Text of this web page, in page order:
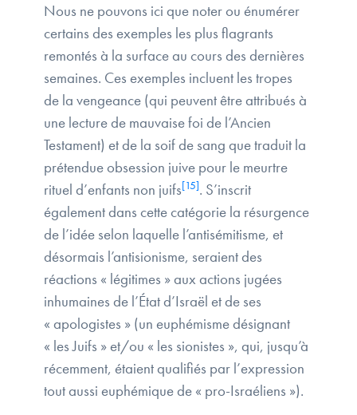
Nous ne pouvons ici que noter ou énumérer
certains des exemples les plus flagrants
remontés à la surface au cours des dernières
semaines. Ces exemples incluent les tropes
de la vengeance (qui peuvent être attribués à
une lecture de mauvaise foi de l’Ancien
Testament) et de la soif de sang que traduit la
prétendue obsession juive pour le meurtre
rituel d’enfants non juifs[15]. S’inscrit
également dans cette catégorie la résurgence
de l’idée selon laquelle l’antisémitisme, et
désormais l’antisionisme, seraient des
réactions « légitimes » aux actions jugées
inhumaines de l’État d’Israël et de ses
« apologistes » (un euphémisme désignant
« les Juifs » et/ou « les sionistes », qui, jusqu’à
récemment, étaient qualifiés par l’expression
tout aussi euphémique de « pro-Israéliens »).